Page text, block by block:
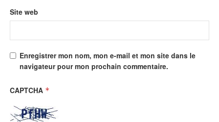
Site web
Enregistrer mon nom, mon e-mail et mon site dans le
navigateur pour mon prochain commentaire.
CAPTCHA *